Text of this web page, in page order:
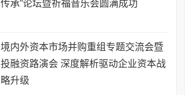
传承”论坛暨祈福音乐会圆满成功
境内外资本市场并购重组专题交流会暨
投融资路演会 深度解析驱动企业资本战
略升级